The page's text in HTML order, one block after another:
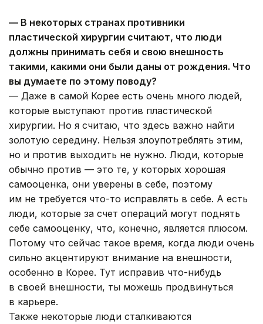
— В некоторых странах противники
пластической хирургии считают, что люди
должны принимать себя и свою внешность
такими, какими они были даны от рождения. Что
вы думаете по этому поводу?
— Даже в самой Корее есть очень много людей,
которые выступают против пластической
хирургии. Но я считаю, что здесь важно найти
золотую середину. Нельзя злоупотреблять этим,
но и против выходить не нужно. Люди, которые
обычно против — это те, у которых хорошая
самооценка, они уверены в себе, поэтому
им не требуется что-то исправлять в себе. А есть
люди, которые за счет операций могут поднять
себе самооценку, что, конечно, является плюсом.
Потому что сейчас такое время, когда люди очень
сильно акцентируют внимание на внешности,
особенно в Корее. Тут исправив что-нибудь
в своей внешности, ты можешь продвинуться
в карьере.
Также некоторые люди сталкиваются